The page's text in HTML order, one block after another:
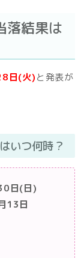
落結果は
日(火)と発表が
いつ何時？
日(日)
13日